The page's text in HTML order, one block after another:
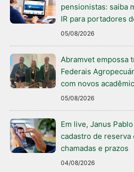
pensionistas: saiba
IR para portadores
05/08/2026
Abramvet empossa
Federais
com novos
05/08/2026
Em live, Janus
cadastro de reserva
chamadas e prazos
04/08/2026